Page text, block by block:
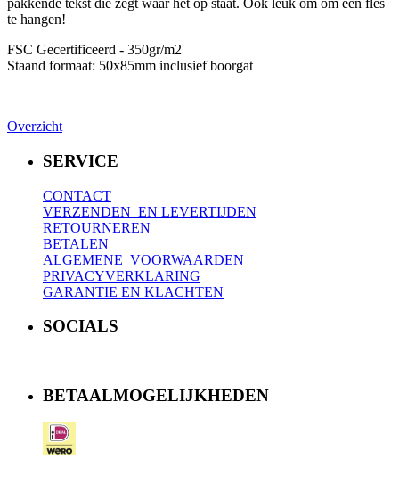
pakkende tekst die zegt waar het op staat. Ook leuk om om een fles
te hangen!
FSC Gecertificeerd - 350gr/m2
Staand formaat: 50x85mm inclusief boorgat
Overzicht
SERVICE
CONTACT
VERZENDEN EN LEVERTIJDEN
RETOURNEREN
BETALEN
ALGEMENE VOORWAARDEN
PRIVACYVERKLARING
GARANTIE EN KLACHTEN
SOCIALS
BETAALMOGELIJKHEDEN